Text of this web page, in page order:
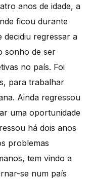
anos de idade, a
ficou durante
decidiu regressar a
sonho de ser
no país. Foi
para trabalhar
Ainda regressou
uma oportunidade
há dois anos
problemas
tem vindo a
se num país